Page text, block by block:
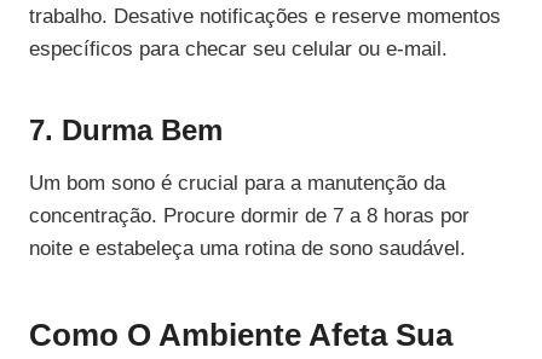
trabalho. Desative notificações e reserve momentos
específicos para checar seu celular ou e-mail.
7. Durma Bem
Um bom sono é crucial para a manutenção da
concentração. Procure dormir de 7 a 8 horas por
noite e estabeleça uma rotina de sono saudável.
Como O Ambiente Afeta Sua